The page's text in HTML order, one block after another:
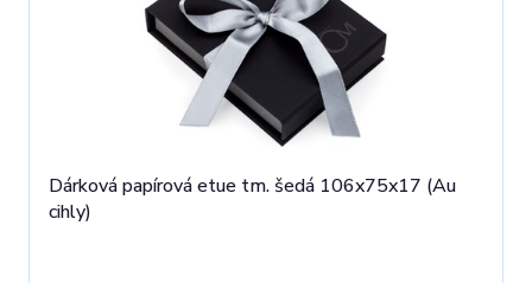
Dárková papírová etue tm. šedá 106x75x17 (Au
cihly)